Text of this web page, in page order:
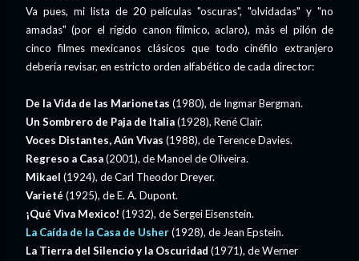
Va pues, mi lista de 20 películas "oscuras", "olvidadas" y "no
amadas" (por el rígido canon fílmico, aclaro), más el pilón de
cinco filmes mexicanos clásicos que todo cinéfilo extranjero
debería revisar, en estricto orden alfabético de cada director:
De la Vida de las Marionetas (1980), de Ingmar Bergman.
Un Sombrero de Paja de Italia(1928), René Clair.
Voces Distantes, Aún Vivas (1988), de Terence Davies.
Regreso a Casa(2001), de Manoel de Oliveira.
Mikael (1924), de Carl Theodor Dreyer.
Varieté (1925), de E. A. Dupont.
¡Qué Viva Mexico! (1932), de Sergei Eisenstein.
La Caída de la Casa de Usher(1928), de Jean Epstein.
La Tierra del Silencio y la Oscuridad (1971), de Werner